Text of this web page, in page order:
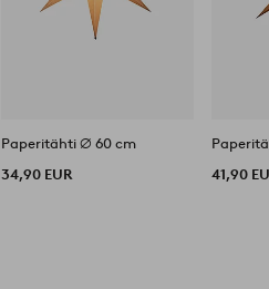
Paperitähti ⌀ 60 cm
34,90 EUR
41,90